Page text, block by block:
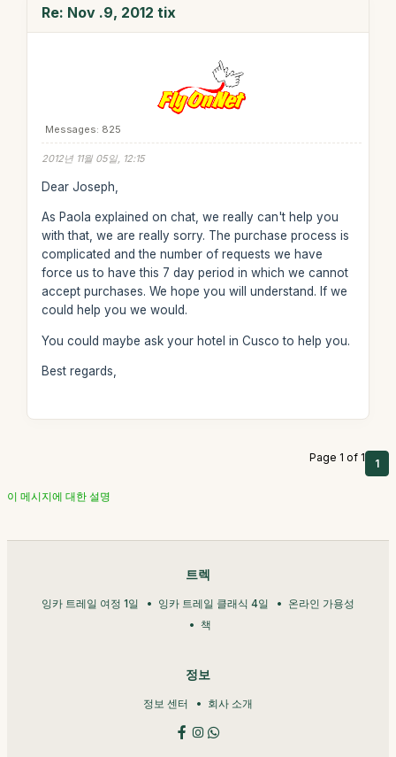
Re: Nov .9, 2012 tix
Messages: 825
2012년 11월 05일, 12:15
Dear Joseph,
As Paola explained on chat, we really can't help you
with that, we are really sorry. The purchase process is
complicated and the number of requests we have
force us to have this 7 day period in which we cannot
accept purchases. We hope you will understand. If we
could help you we would.
You could maybe ask your hotel in Cusco to help you.
Best regards,
Page 1 of 1 1
이 메시지에 대한 설명
트렉
잉카 트레일 여정 1일 잉카 트레일 클래식 4일
온라인 가용성
책
정보
정보 센터 회사 소개